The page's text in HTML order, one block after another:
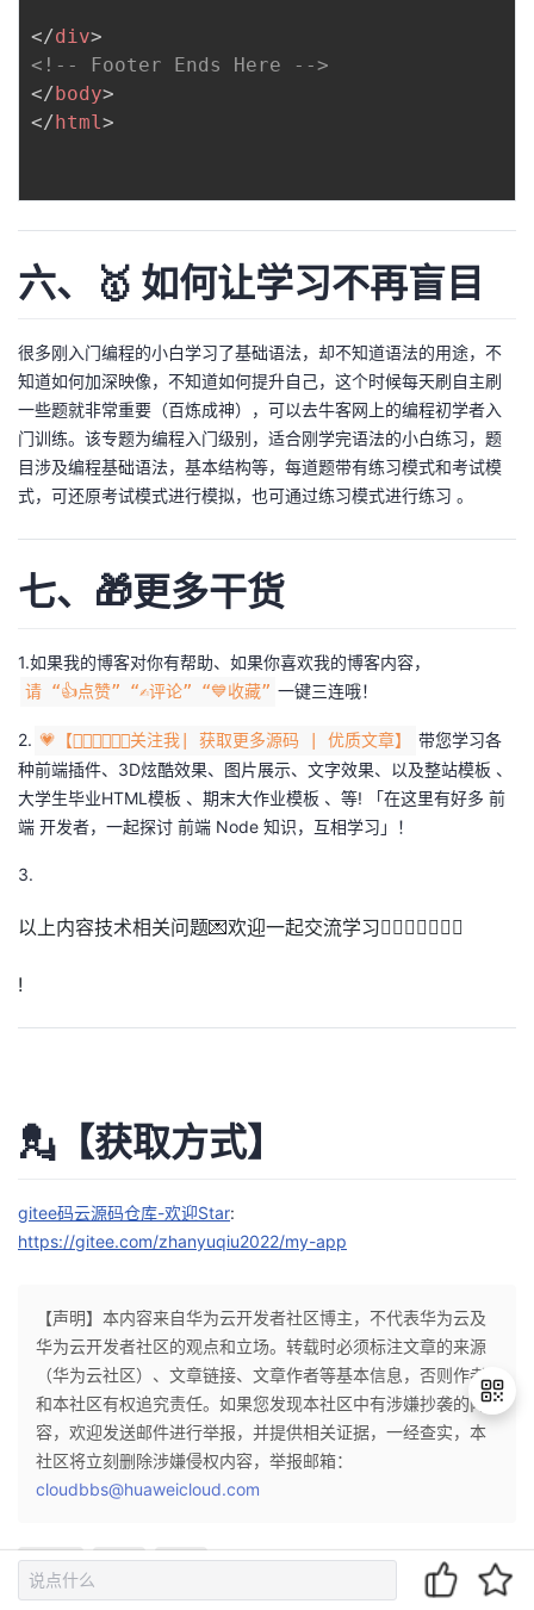
</div>
<!-- Footer Ends Here -->
</body>
</html >
六、🥇 如何让学习不再盲目
很多刚入门编程的小白学习了基础语法，却不知道语法的用途，不
知道如何加深映像，不知道如何提升自己，这个时候每天刷自主刷
一些题就非常重要（百炼成神），可以去牛客网上的编程初学者入
门训练。该专题为编程入门级别，适合刚学完语法的小白练习，题
目涉及编程基础语法，基本结构等，每道题带有练习模式和考试模
式，可还原考试模式进行模拟，也可通过练习模式进行练习 。
七、🎁更多干货
1.如果我的博客对你有帮助、如果你喜欢我的博客内容，
请 “👍点赞” “✍️评论” “💙收藏” 一键三连哦！
2. 💗【👇🏻👇🏻👇🏻关注我| 获取更多源码 | 优质文章】
带您学习各
种前端插件、3D炫酷效果、图片展示、文字效果、以及整站模板 、
大学生毕业HTML模板 、期末大作业模板 、等! 「在这里有好多 前
端 开发者，一起探讨 前端 Node 知识，互相学习」！
3.
以上内容技术相关问题💌欢迎一起交流学习👇🏻👇🏻👇🏻🔥
!
💂【获取方式】
gitee码云源码仓库-欢迎Star:
https://gitee.com/zhanyuqiu2022/my-app
【声明】本内容来自华为云开发者社区博主，不代表华为云及
华为云开发者社区的观点和立场。转载时必须标注文章的来源
（华为云社区）、文章链接、文章作者等基本信息，否则作者
和本社区有权追究责任。如果您发现本社区中有涉嫌抄袭的内
容，欢迎发送邮件进行举报，并提供相关证据，一经查实，本
社区将立刻删除涉嫌侵权内容，举报邮箱：
cloudbbs@huaweicloud.com
HTML 前端 网站